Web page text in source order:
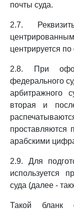
почты суда.
2.7.
центрируется
2.8. При
федерального
арбитражного
вторая и
проставляются
арабскими
2.9. Для
используется
суда (далее -
Такой бланк